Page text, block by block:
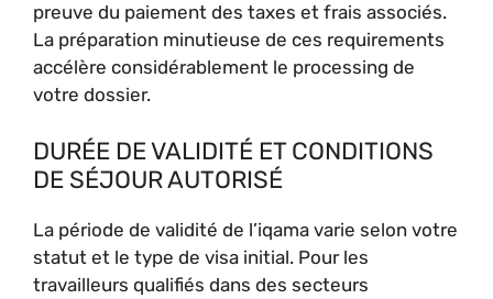
preuve du paiement des taxes et frais associés.
La préparation minutieuse de ces requirements
accélère considérablement le processing de
votre dossier.
DURÉE DE VALIDITÉ ET CONDITIONS
DE SÉJOUR AUTORISÉ
La période de validité de l’iqama varie selon votre
statut et le type de visa initial. Pour les
travailleurs qualifiés dans des secteurs